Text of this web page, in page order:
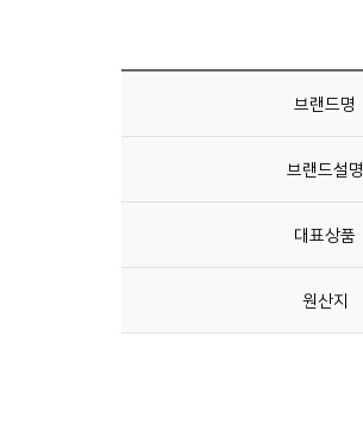
브랜드명
브랜드설명
대표상품
원산지